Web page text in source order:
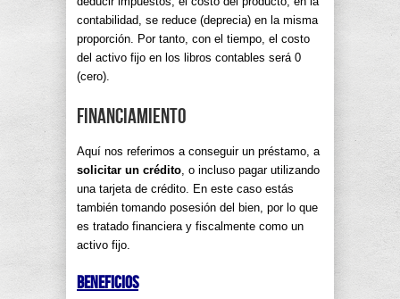
contabilidad, se reduce (deprecia) en la misma
proporción. Por tanto, con el tiempo, el costo
del activo fijo en los libros contables será 0
(cero).
Financiamiento
Aquí nos referimos a conseguir un préstamo, a
solicitar un crédito , o incluso pagar utilizando
una tarjeta de crédito. En este caso estás
también tomando posesión del bien, por lo que
es tratado financiera y fiscalmente como un
activo fijo.
Beneficios